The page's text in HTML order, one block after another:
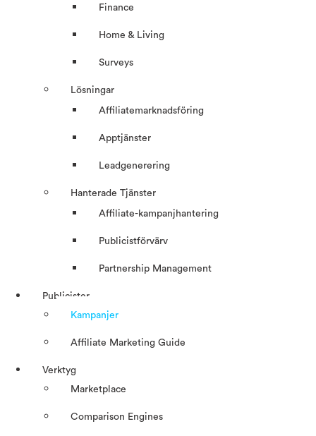
Finance
Home & Living
Surveys
Lösningar
Affiliatemarknadsföring
Apptjänster
Leadgenerering
Hanterade Tjänster
Affiliate-kampanjhantering
Publicistförvärv
Partnership Management
Publicister
Kampanjer
Affiliate Marketing Guide
Verktyg
Marketplace
Comparison Engines